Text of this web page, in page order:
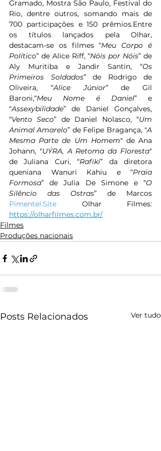
Gramado, Mostra São Paulo, Festival do
Rio, dentre outros, somando mais de
700 participações e 150 prêmios.Entre
os títulos lançados pela Olhar,
destacam-se os filmes “Meu Corpo é
Político” de Alice Riff, “Nóis por Nóis” de
Aly Muritiba e Jandir Santin, “Os
Primeiros Soldados” de Rodrigo de
Oliveira, “Alice Júnior” de Gil
Baroni,“Meu Nome é Daniel” e
“Assexybilidade” de Daniel Gonçalves,
“Vento Seco” de Daniel Nolasco, “Um
Animal Amarelo” de Felipe Bragança, "A
Mesma Parte de Um Homem" de Ana
Johann, "UÝRA, A Retoma da Floresta"
de Juliana Curi, “Rafiki” da diretora
queniana Wanuri Kahiu e “Praia
Formosa” de Julia De Simone e “O
Silêncio das Ostras
Pimentel.Site
https://olharfilmes.com.br/
Filmes
Produções nacionais
Posts Relacionados Ver tudo